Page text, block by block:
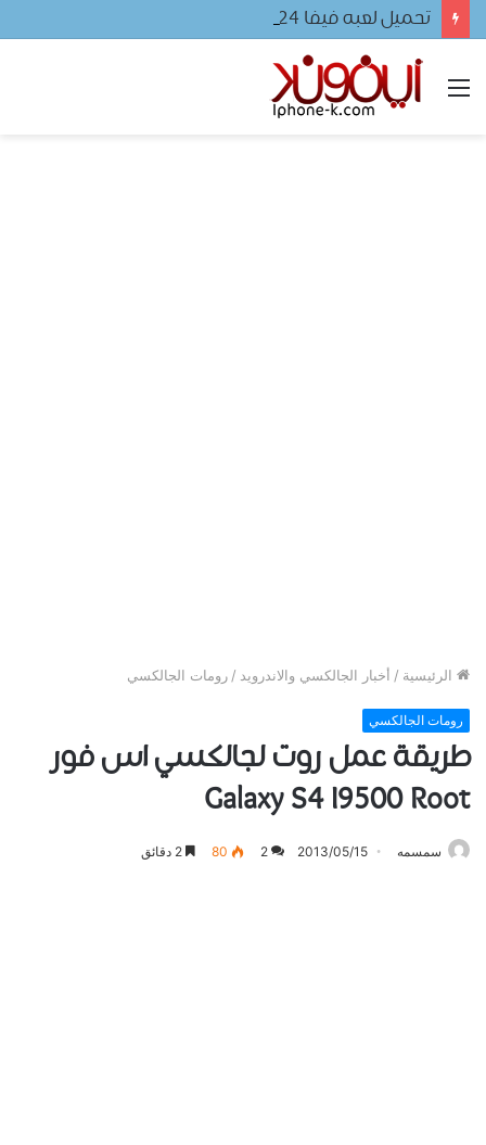
تحميل لعبه فيفا ٢٠٢٤ للجوال
القائمة
الرئيسية / أخبار الجالكسي والاندرويد / رومات الجالكسي
رومات الجالكسي
طريقة عمل روت لجالكسي اس فور
Galaxy S4 I9500 Root
سمسمه 2013/05/15
2
80